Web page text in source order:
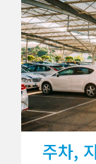
주차,